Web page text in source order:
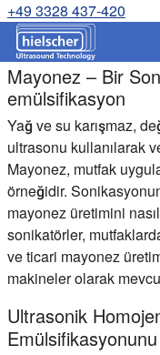
+49 3328 437-420
Mayonez – Bir
emülsifikasyon
Yağ ve su karışmaz,
ultrasonu kullanılarak
Mayonez, mutfak
örneğidir.
mayonez üretimini
sonikatörler,
ve ticari mayonez
makineler olarak
Ultrasonik
Emülsifikasyonunu